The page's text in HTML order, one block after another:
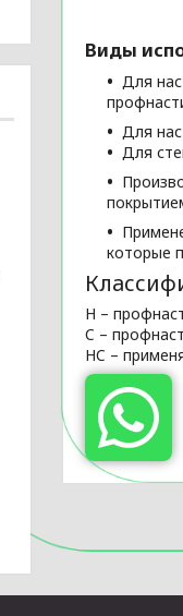
Виды
Для
Для
Для
которые
H –
C –
HC –